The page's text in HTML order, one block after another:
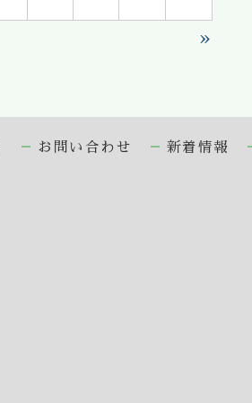
»
お問い合わせ 新着情報